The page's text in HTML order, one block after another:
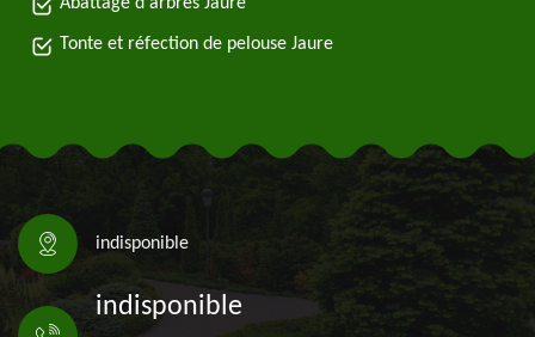
Tonte et réfection de pelouse Jaure
indisponible
indisponible